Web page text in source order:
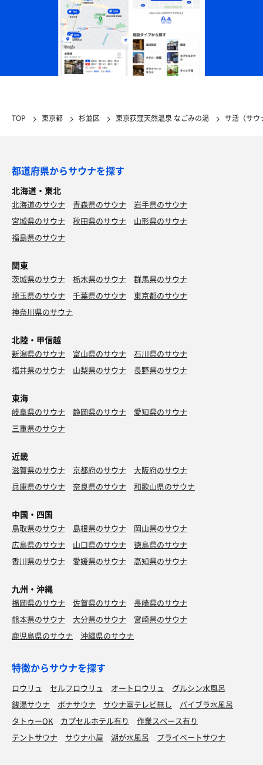
TOP 東京都 杉並区 東京荻窪天然温泉 なごみの湯 サ活（サウ
都道府県からサウナを探す
北海道・東北
北海道のサウナ 青森県のサウナ
岩手県のサウナ
宮城県のサウナ
秋田県のサウナ
山形県のサウナ
福島県のサウナ
関東
茨城県のサウナ 栃木県のサウナ
群馬県のサウナ
埼玉県のサウナ
千葉県のサウナ
東京都のサウナ
神奈川県のサウナ
北陸・甲信越
新潟県のサウナ 富山県のサウナ
石川県のサウナ
福井県のサウナ
山梨県のサウナ 長野県のサウナ
東海
岐阜県のサウナ 静岡県のサウナ
愛知県のサウナ
三重県のサウナ
近畿
滋賀県のサウナ 京都府のサウナ
大阪府のサウナ
兵庫県のサウナ
奈良県のサウナ 和歌山県のサウナ
中国・四国
鳥取県のサウナ 島根県のサウナ
岡山県のサウナ
広島県のサウナ
山口県のサウナ
徳島県のサウナ
香川県のサウナ
愛媛県のサウナ 高知県のサウナ
九州・沖縄
福岡県のサウナ 佐賀県のサウナ
長崎県のサウナ
熊本県のサウナ
大分県のサウナ
宮崎県のサウナ
鹿児島県のサウナ
沖縄県のサウナ
特徴からサウナを探す
ロウリュ セルフロウリュ オートロウリュ
グルシン水風呂
銭湯サウナ
ボナサウナ サウナ室テレビ無し
バイブラ水風呂
タトゥーOK
カプセルホテル有り
作業スペース有り
テントサウナ
サウナ小屋 湖が水風呂 プライベートサウナ